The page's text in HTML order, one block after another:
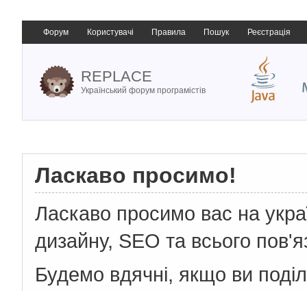
Форум Користувачі Правила Пошук Реєстрація
REPLACE
Український форум програмістів
Ласкаво просимо!
Ласкаво просимо вас на
дизайну, SEO та всього
Будемо вдячні, якщо ви